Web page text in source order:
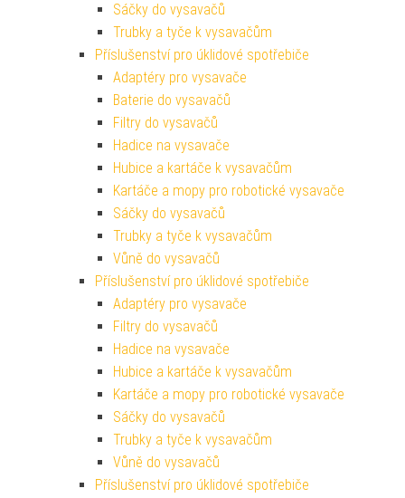
Sáčky do vysavačů
Trubky a tyče k vysavačům
Příslušenství pro úklidové spotřebiče
Adaptéry pro vysavače
Baterie do vysavačů
Filtry do vysavačů
Hadice na vysavače
Hubice a kartáče k vysavačům
Kartáče a mopy pro robotické vysavače
Sáčky do vysavačů
Trubky a tyče k vysavačům
Vůně do vysavačů
Příslušenství pro úklidové spotřebiče
Adaptéry pro vysavače
Filtry do vysavačů
Hadice na vysavače
Hubice a kartáče k vysavačům
Kartáče a mopy pro robotické vysavače
Sáčky do vysavačů
Trubky a tyče k vysavačům
Vůně do vysavačů
Příslušenství pro úklidové spotřebiče